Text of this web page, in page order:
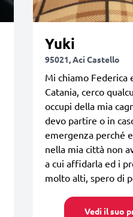
Yuki
95021, Aci Castello
Mi chiamo Federica
Catania, cerco
occupi della mia
devo partire o in
emergenza perché
nella mia città non
a cui affidarla ed i
molto alti, spero di
Vedi il suo